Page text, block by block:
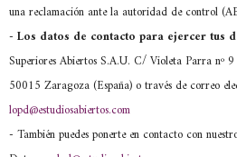
una reclamación ante la autoridad de control
- Los datos de contacto para ejercer tus
Superiores Abiertos S.A.U. C/ Violeta Parra nº
50015 Zaragoza (España) o través de correo
lopd@estudiosabiertos.com
- También puedes ponerte en contacto con